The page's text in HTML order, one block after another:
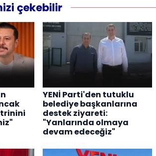
çekebilir
YENİ Parti'den tutuklu
belediye başkanlarına
destek ziyareti:
"Yanlarında olmaya
devam edeceğiz"